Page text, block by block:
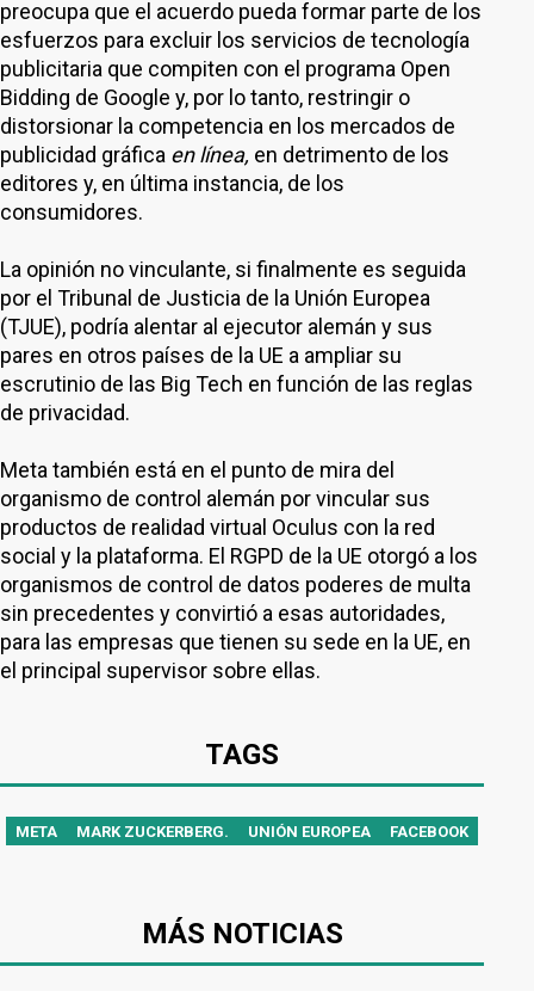
preocupa que el acuerdo pueda formar parte de los
esfuerzos para excluir los servicios de tecnología
publicitaria que compiten con el programa Open
Bidding de Google y, por lo tanto, restringir o
distorsionar la competencia en los mercados de
publicidad gráfica en línea, en detrimento de los
editores y, en última instancia, de los
consumidores.
La opinión no vinculante, si finalmente es seguida
por el Tribunal de Justicia de la Unión Europea
(TJUE), podría alentar al ejecutor alemán y sus
pares en otros países de la UE a ampliar su
escrutinio de las Big Tech en función de las reglas
de privacidad.
Meta también está en el punto de mira del
organismo de control alemán por vincular sus
productos de realidad virtual Oculus con la red
social y la plataforma. El RGPD de la UE otorgó a los
organismos de control de datos poderes de multa
sin precedentes y convirtió a esas autoridades,
para las empresas que tienen su sede en la UE, en
el principal supervisor sobre ellas.
TAGS
META MARK ZUCKERBERG. UNIÓN EUROPEA FACEBOOK
MÁS NOTICIAS